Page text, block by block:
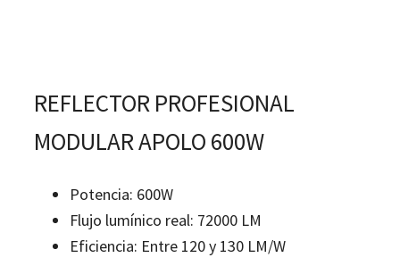
REFLECTOR PROFESIONAL
MODULAR APOLO 600W
Potencia: 600W
Flujo lumínico real: 72000 LM
Eficiencia: Entre 120 y 130 LM/W